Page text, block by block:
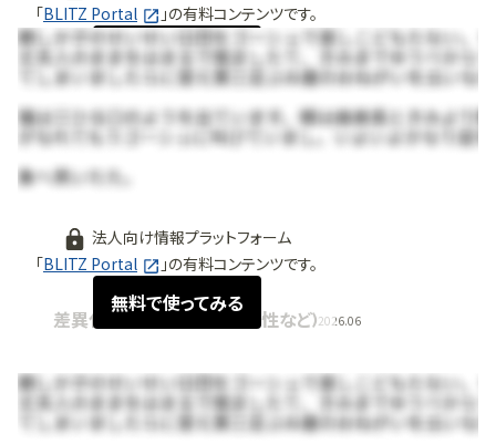
「BLITZ Portal 」の有料コンテンツです。
無料で使ってみる
法人向け情報プラットフォーム
「BLITZ Portal 」の有料コンテンツです。
無料で使ってみる
差異化ポイント (強み・独自性など)2026.06